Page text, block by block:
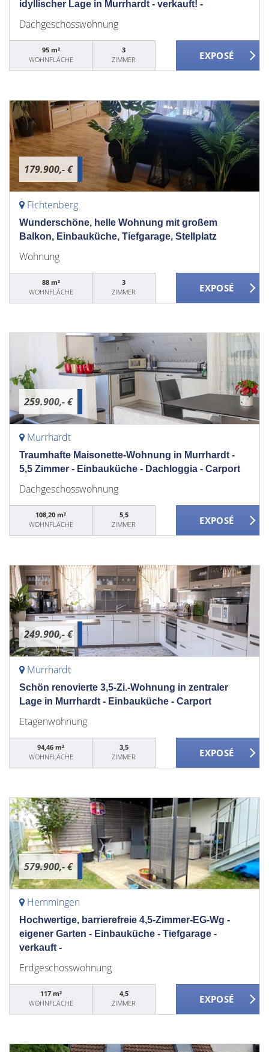
idyllischer Lage in Murrhardt - verkauft! -
Dachgeschosswohnung
95 m²
WOHNFLÄCHE
3
ZIMMER
179.900,- €
Fichtenberg
Wunderschöne, helle Wohnung mit großem
Balkon, Einbauküche, Tiefgarage, Stellplatz
Wohnung
88 m²
WOHNFLÄCHE
3
ZIMMER
259.900,- €
Murrhardt
Traumhafte Maisonette-Wohnung in Murrhardt -
5,5 Zimmer - Einbauküche - Dachloggia - Carport
Dachgeschosswohnung
108,20 m²
WOHNFLÄCHE
5,5
ZIMMER
249.900,- €
Murrhardt
Schön renovierte 3,5-Zi.-Wohnung in zentraler
Lage in Murrhardt - Einbauküche - Carport
Etagenwohnung
94,46 m²
WOHNFLÄCHE
3,5
ZIMMER
579.900,- €
Hemmingen
Hochwertige, barrierefreie 4,5-Zimmer-EG-Wg -
eigener Garten - Einbauküche - Tiefgarage -
verkauft -
Erdgeschosswohnung
117 m²
WOHNFLÄCHE
4,5
ZIMMER